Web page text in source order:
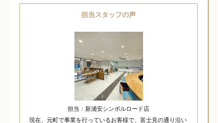
担当スタッフの声
担当：新浦安シンボルロード店
現在、元町で事業を行っているお客様で、富士見の通り沿い